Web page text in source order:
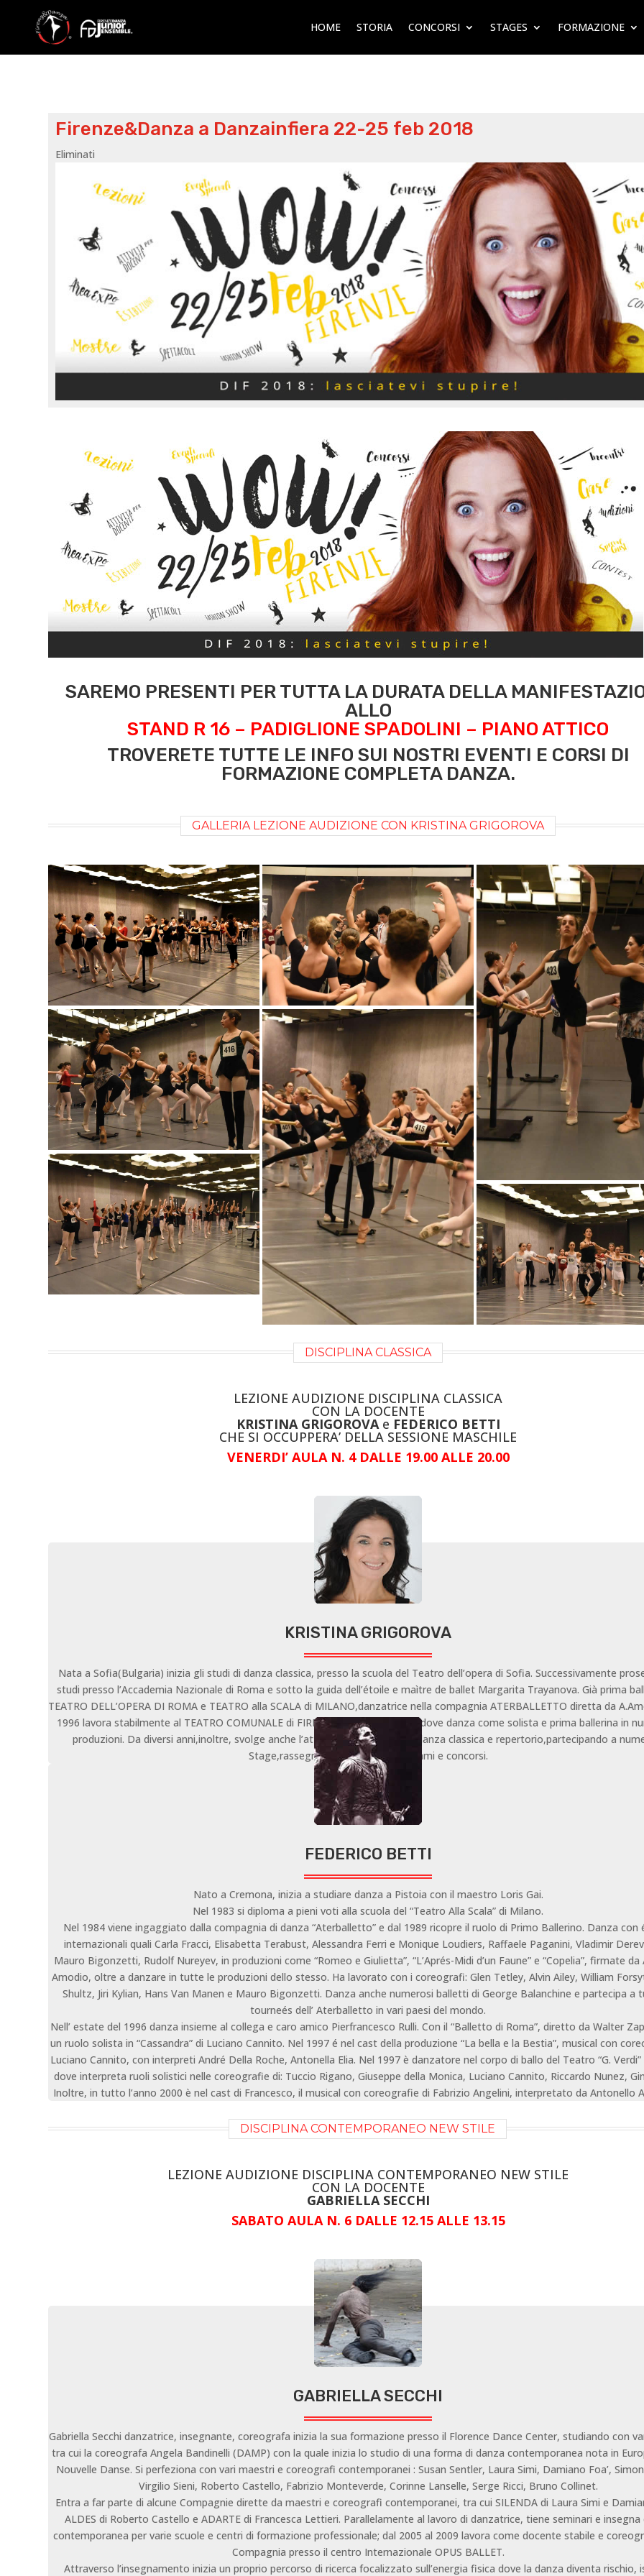
HOME STORIA CONCORSI STAGES FORMAZIONE
Firenze&Danza a Danzainfiera 22-25 feb 2018
Eliminati
SAREMO PRESENTI PER TUTTA LA DURATA DELLA
ALLO
STAND R 16 – PADIGLIONE SPADOLINI – PIANO ATTICO
TROVERETE TUTTE LE INFO SUI NOSTRI EVENTI E CORSI DI
FORMAZIONE COMPLETA DANZA.
GALLERIA LEZIONE AUDIZIONE CON KRISTINA GRIGOROVA
DISCIPLINA CLASSICA
LEZIONE AUDIZIONE DISCIPLINA CLASSICA
CON LA DOCENTE
KRISTINA GRIGOROVAe FEDERICO BETTI
CHE SI OCCUPPERA’ DELLA SESSIONE MASCHILE
VENERDI’ AULA N. 4 DALLE 19.00 ALLE 20.00
KRISTINA GRIGOROVA
Nata a Sofia(Bulgaria) inizia gli studi di danza classica, presso la scuola del Teatro dell’opera di Sofia. Successivamente
studi presso l’Accademia Nazionale di Roma e sotto la guida dell’étoile e maìtre de ballet Margarita Trayanova. Già prima
TEATRO DELL’OPERA DI ROMA e TEATRO alla SCALA di MILANO,danzatrice nella compagnia ATERBALLETTO diretta da
1996 lavora stabilmente al TEATRO COMUNALE di FIRENZE-MAGGIODANZA dove danza come solista e prima ballerina in
produzioni. Da diversi anni,inoltre, svolge anche l’attività di insegnante di danza classica e repertorio,partecipando a
Stage,rassegne e commissioni di esami e concorsi.
FEDERICO BETTI
Nato a Cremona, inizia a studiare danza a Pistoia con il maestro Loris Gai.
Nel 1983 si diploma a pieni voti alla scuola del “Teatro Alla Scala” di Milano.
Nel 1984 viene ingaggiato dalla compagnia di danza “Aterballetto” e dal 1989 ricopre il ruolo di Primo Ballerino. Danza con
internazionali quali Carla Fracci, Elisabetta Terabust, Alessandra Ferri e Monique Loudiers, Raffaele Paganini, Vladimir
Mauro Bigonzetti, Rudolf Nureyev, in produzioni come “Romeo e Giulietta”, “L’Aprés-Midi d’un Faune” e “Copelia”, firmate
Amodio, oltre a danzare in tutte le produzioni dello stesso. Ha lavorato con i coreografi: Glen Tetley, Alvin Ailey, William
Shultz, Jiri Kylian, Hans Van Manen e Mauro Bigonzetti. Danza anche numerosi balletti di George Balanchine e partecipa a
tourneés dell’ Aterballetto in vari paesi del mondo.
Nell’ estate del 1996 danza insieme al collega e caro amico Pierfrancesco Rulli. Con il “Balletto di Roma”, diretto da Walter
un ruolo solista in “Cassandra” di Luciano Cannito. Nel 1997 é nel cast della produzione “La bella e la Bestia”, musical con
Luciano Cannito, con interpreti André Della Roche, Antonella Elia. Nel 1997 è danzatore nel corpo di ballo del Teatro “G.
dove interpreta ruoli solistici nelle coreografie di: Tuccio Rigano, Giuseppe della Monica, Luciano Cannito, Riccardo Nunez,
Inoltre, in tutto l’anno 2000 è nel cast di Francesco, il musical con coreografie di Fabrizio Angelini, interpretato da Antonello
DISCIPLINA CONTEMPORANEO NEW STILE
LEZIONE AUDIZIONE DISCIPLINA CONTEMPORANEO NEW STILE
CON LA DOCENTE
GABRIELLA SECCHI
SABATO AULA N. 6 DALLE 12.15 ALLE 13.15
GABRIELLA SECCHI
Gabriella Secchi danzatrice, insegnante, coreografa inizia la sua formazione presso il Florence Dance Center, studiando con
tra cui la coreografa Angela Bandinelli (DAMP) con la quale inizia lo studio di una forma di danza contemporanea nota in
Nouvelle Danse. Si perfeziona con vari maestri e coreografi contemporanei : Susan Sentler, Laura Simi, Damiano Foa’,
Virgilio Sieni, Roberto Castello, Fabrizio Monteverde, Corinne Lanselle, Serge Ricci, Bruno Collinet.
Entra a far parte di alcune Compagnie dirette da maestri e coreografi contemporanei, tra cui SILENDA di Laura Simi e
ALDES di Roberto Castello e ADARTE di Francesca Lettieri. Parallelamente al lavoro di danzatrice, tiene seminari e insegna
contemporanea per varie scuole e centri di formazione professionale; dal 2005 al 2009 lavora come docente stabile e
Compagnia presso il centro Internazionale OPUS BALLET.
Attraverso l’insegnamento inizia un proprio percorso di ricerca focalizzato sull’energia fisica dove la danza diventa rischio,